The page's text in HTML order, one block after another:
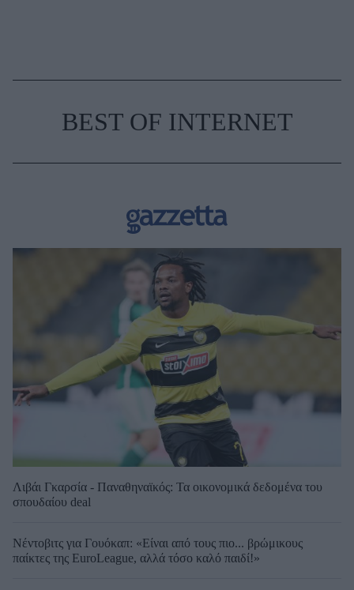
BEST OF INTERNET
Λιβάι Γκαρσία - Παναθηναϊκός: Τα οικονομικά δεδομένα του
σπουδαίου deal
Νέντοβιτς για Γουόκαπ: «Είναι από τους πιο... βρώμικους
παίκτες της EuroLeague, αλλά τόσο καλό παιδί!»